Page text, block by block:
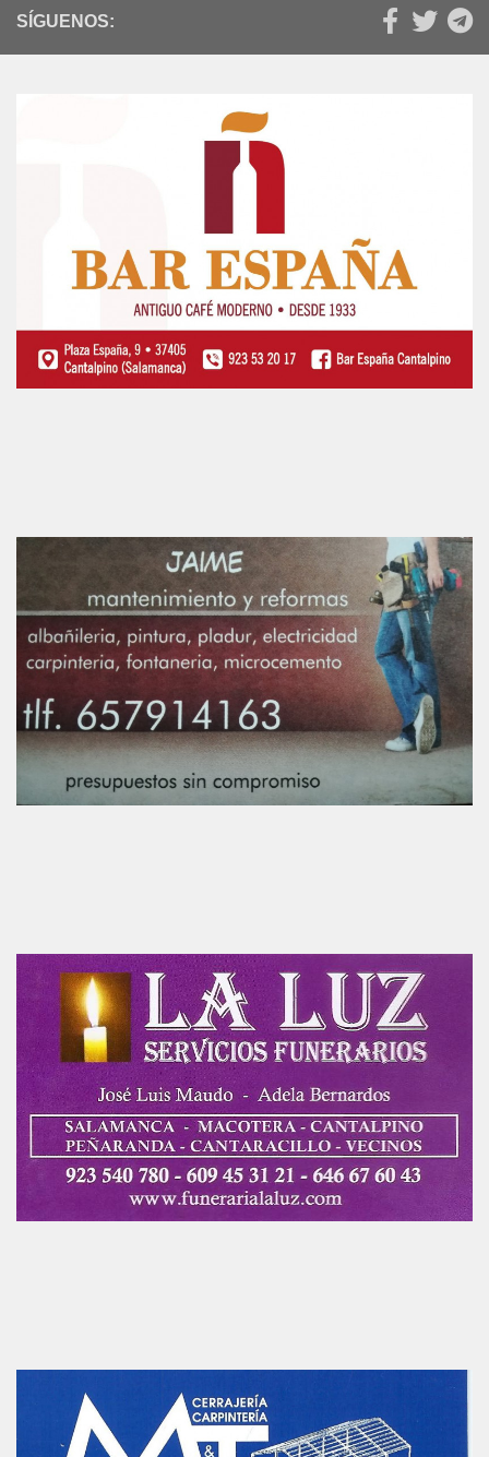
SÍGUENOS: